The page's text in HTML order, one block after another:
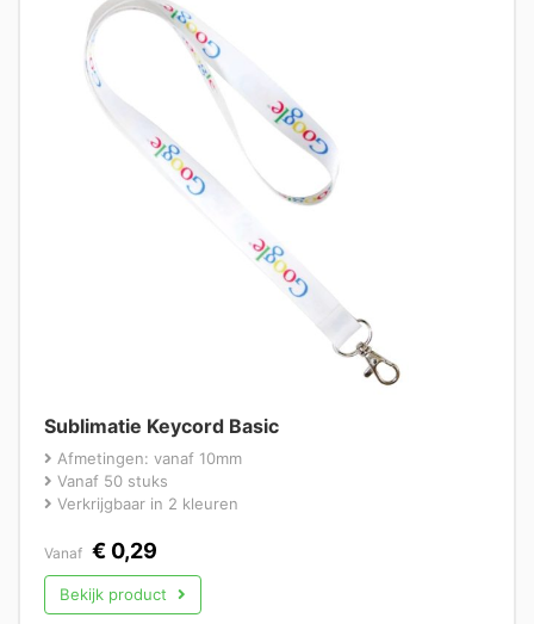
Sublimatie Keycord Basic
Afmetingen: vanaf 10mm
Vanaf 50 stuks
Verkrijgbaar in 2 kleuren
Vanaf € 0,29
Bekijk product